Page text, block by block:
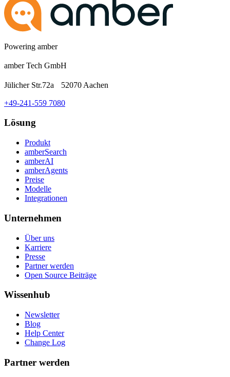
Powering amber
amber Tech GmbH
Jülicher Str.72a 52070 Aachen
+49-241-559 7080
Lösung
Produkt
amberSearch
amberAI
amberAgents
Preise
Modelle
Integrationen
Unternehmen
Über uns
Karriere
Presse
Partner werden
Open Source Beiträge
Wissenhub
Newsletter
Blog
Help Center
Change Log
Partner werden